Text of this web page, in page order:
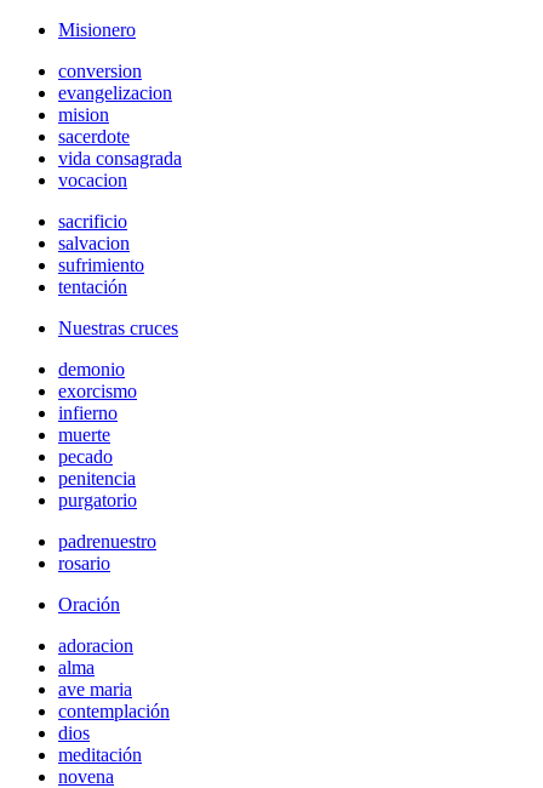
Misionero
conversion
evangelizacion
mision
sacerdote
vida consagrada
vocacion
sacrificio
salvacion
sufrimiento
tentación
Nuestras cruces
demonio
exorcismo
infierno
muerte
pecado
penitencia
purgatorio
padrenuestro
rosario
Oración
adoracion
alma
ave maria
contemplación
dios
meditación
novena